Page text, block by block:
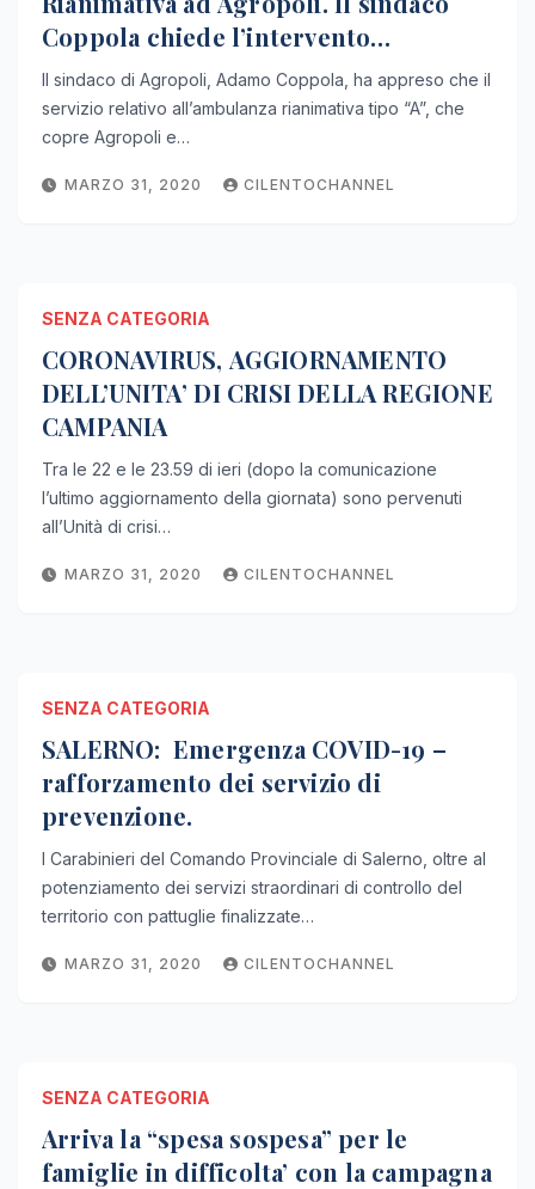
Coppola chiede l’intervento
immediato del dg Asl, Iervolino.
Il sindaco di Agropoli, Adamo Coppola, ha appreso che il
servizio relativo all’ambulanza rianimativa tipo “A”, che
copre Agropoli e…
MARZO 31, 2020 CILENTOCHANNEL
SENZA CATEGORIA
CORONAVIRUS, AGGIORNAMENTO
DELL’UNITA’ DI CRISI DELLA REGIONE
CAMPANIA
Tra le 22 e le 23.59 di ieri (dopo la comunicazione
l’ultimo aggiornamento della giornata) sono pervenuti
all’Unità di crisi…
MARZO 31, 2020 CILENTOCHANNEL
SENZA CATEGORIA
SALERNO: Emergenza COVID-19 –
rafforzamento dei servizio di
prevenzione.
I Carabinieri del Comando Provinciale di Salerno, oltre al
potenziamento dei servizi straordinari di controllo del
territorio con pattuglie finalizzate…
MARZO 31, 2020 CILENTOCHANNEL
SENZA CATEGORIA
Arriva la “spesa sospesa” per le
famiglie in difficolta’ con la campagna